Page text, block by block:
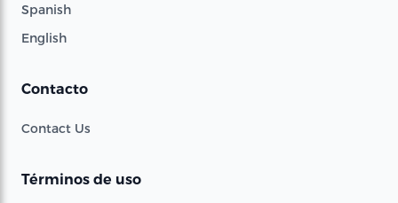
Spanish
English
Contacto
Contact Us
Términos de uso